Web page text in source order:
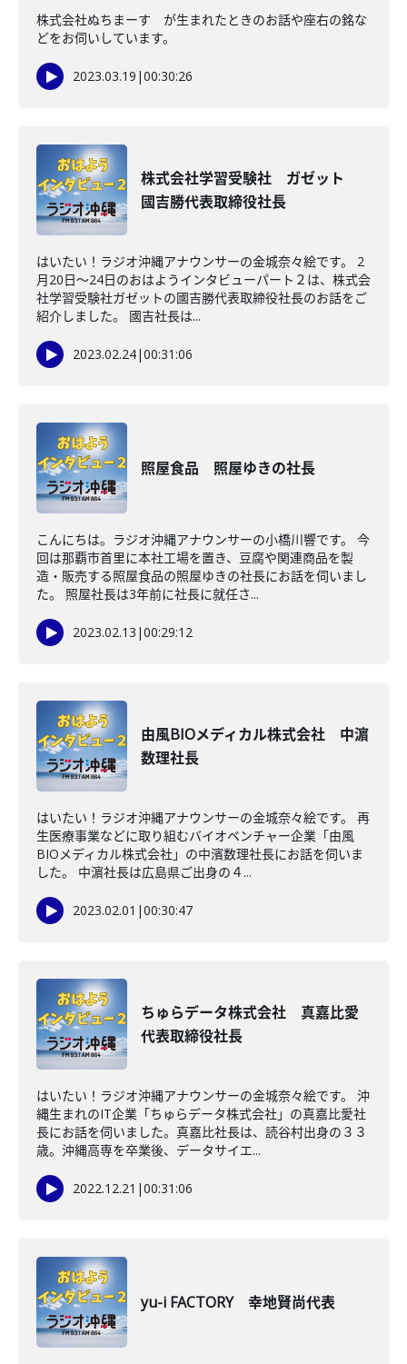
株式会社ぬちまーす が生まれたときのお話や座右の銘な
どをお伺いしています。
2023.03.19 |00:30:26
株式会社学習受験社 ガゼット
國吉勝代表取締役社長
はいたい！ラジオ沖縄アナウンサーの金城奈々絵です。 2
月20日～24日のおはようインタビューパート２は、株式会
社学習受験社ガゼットの國吉勝代表取締役社長のお話をご
紹介しました。 國吉社長は...
2023.02.24|00:31:06
照屋食品 照屋ゆきの社長
こんにちは。ラジオ沖縄アナウンサーの小橋川響です。 今
回は那覇市首里に本社工場を置き、豆腐や関連商品を製
造・販売する照屋食品の照屋ゆきの社長にお話を伺いまし
た。 照屋社長は3年前に社長に就任さ...
2023.02.13 |00:29:12
由風BIOメディカル株式会社 中濵
数理社長
はいたい！ラジオ沖縄アナウンサーの金城奈々絵です。 再
生医療事業などに取り組むバイオベンチャー企業「由風
BIOメディカル株式会社」の中濱数理社長にお話を伺いま
した。 中濵社長は広島県ご出身の４...
2023.02.01 |00:30:47
ちゅらデータ株式会社 真嘉比愛
代表取締役社長
はいたい！ラジオ沖縄アナウンサーの金城奈々絵です。 沖
縄生まれのIT企業「ちゅらデータ株式会社」の真嘉比愛社
長にお話を伺いました。真嘉比社長は、読谷村出身の３３
歳。沖縄高専を卒業後、データサイエ...
2022.12.21 |00:31:06
yu-i FACTORY 幸地賢尚代表